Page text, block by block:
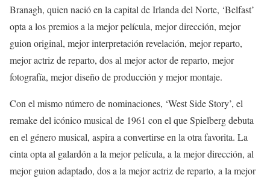
Branagh, quien nació en la capital de Irlanda del Norte, ‘Belfast’
opta a los premios a la mejor película, mejor dirección, mejor
guion original, mejor interpretación revelación, mejor reparto,
mejor actriz de reparto, dos al mejor actor de reparto, mejor
fotografía, mejor diseño de producción y mejor montaje.
Con el mismo número de nominaciones, ‘West Side Story’, el
remake del icónico musical de 1961 con el que Spielberg debuta
en el género musical, aspira a convertirse en la otra favorita. La
cinta opta al galardón a la mejor película, a la mejor dirección, al
mejor guion adaptado, dos a la mejor actriz de reparto, a la mejor